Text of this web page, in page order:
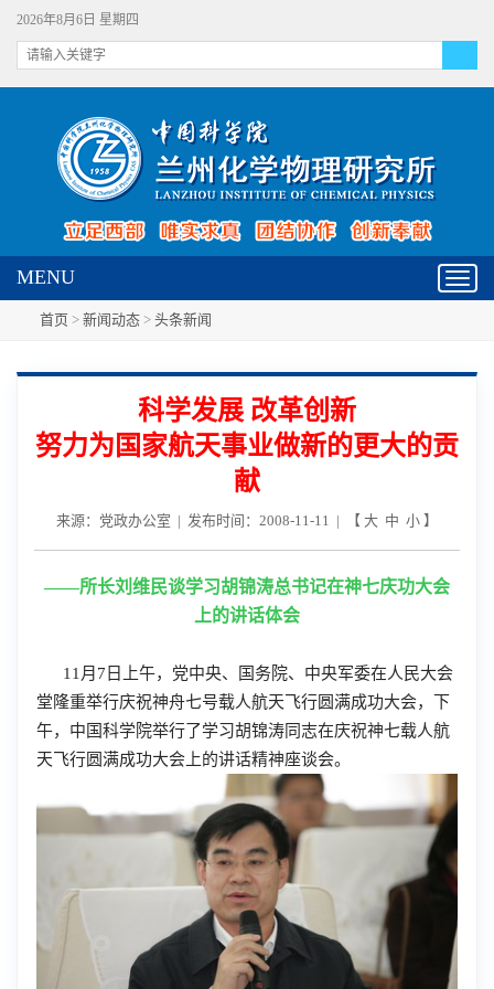
2026年8月6日 星期四
MENU
首页 > 新闻动态 > 头条新闻
科学发展 改革创新
努力为国家航天事业做新的更大的贡
献
来源：党政办公室 | 发布时间：2008-11-11 | 【 大 中 小 】
——所长刘维民谈学习胡锦涛总书记在神七庆功大会
上的讲话体会
11月7日上午，党中央、国务院、中央军委在人民大会
堂隆重举行庆祝神舟七号载人航天飞行圆满成功大会，下
午，中国科学院举行了学习胡锦涛同志在庆祝神七载人航
天飞行圆满成功大会上的讲话精神座谈会。